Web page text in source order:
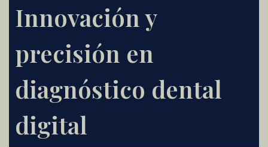
Innovación y
precisión en
diagnóstico dental
digital